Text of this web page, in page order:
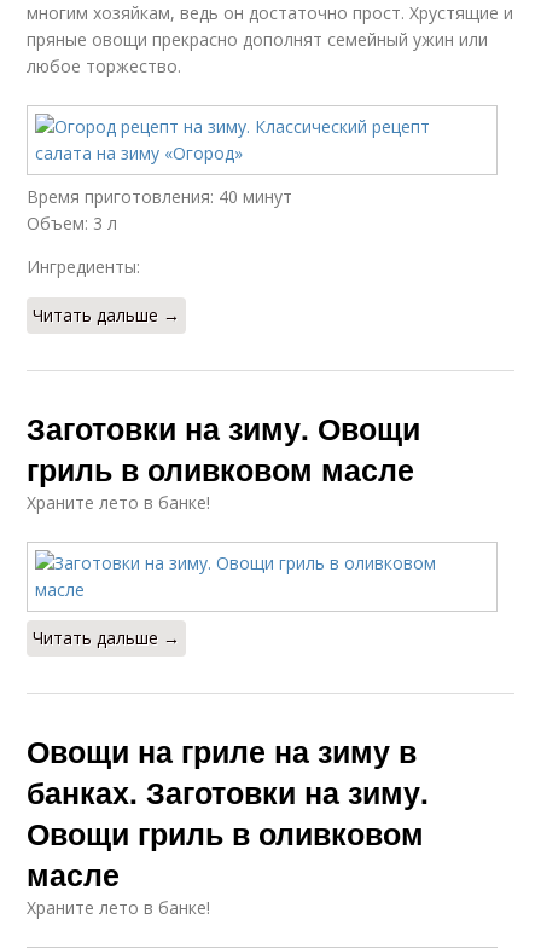
многим хозяйкам, ведь он достаточно прост. Хрустящие и
пряные овощи прекрасно дополнят семейный ужин или
любое торжество.
Время приготовления: 40 минут
Объем: 3 л
Ингредиенты:
Читать дальше →
Заготовки на зиму. Овощи
гриль в оливковом масле
Храните лето в банке!
Читать дальше →
Овощи на гриле на зиму в
банках. Заготовки на зиму.
Овощи гриль в оливковом
масле
Храните лето в банке!